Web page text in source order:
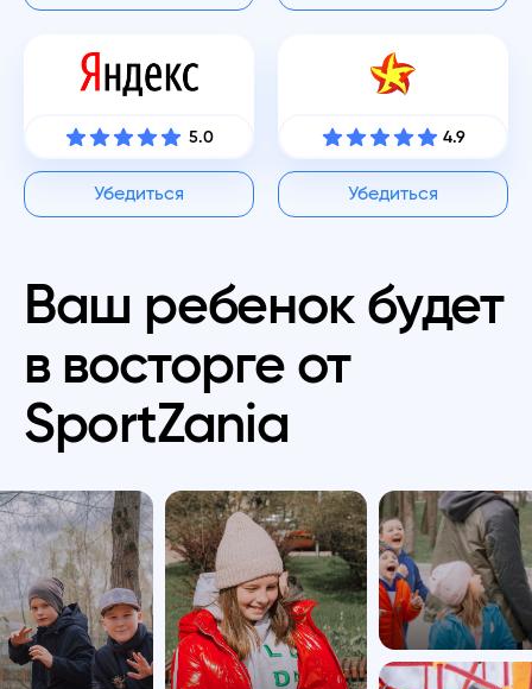
5.0
Убедиться
4.9
Убедиться
Ваш ребенок будет
в восторге от
SportZania